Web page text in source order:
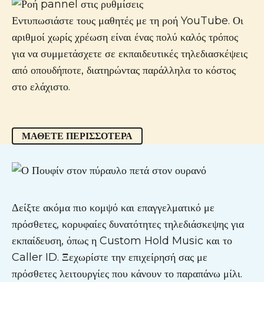
Εντυπωσιάστε τους μαθητές με τη ροή YouTube. Οι
αριθμοί χωρίς χρέωση είναι ένας πολύ καλός τρόπος
για να συμμετάσχετε σε εκπαιδευτικές τηλεδιασκέψεις
από οπουδήποτε, διατηρώντας παράλληλα το κόστος
στο ελάχιστο.
ΜΆΘΕΤΕ ΠΕΡΙΣΣΌΤΕΡΑ
Δείξτε ακόμα πιο κομψό και επαγγελματικό με
πρόσθετες, κορυφαίες δυνατότητες τηλεδιάσκεψης για
εκπαίδευση, όπως η Custom Hold Music και το
Caller ID. Ξεχωρίστε την επιχείρησή σας με
πρόσθετες λειτουργίες που κάνουν το παραπάνω μίλι.